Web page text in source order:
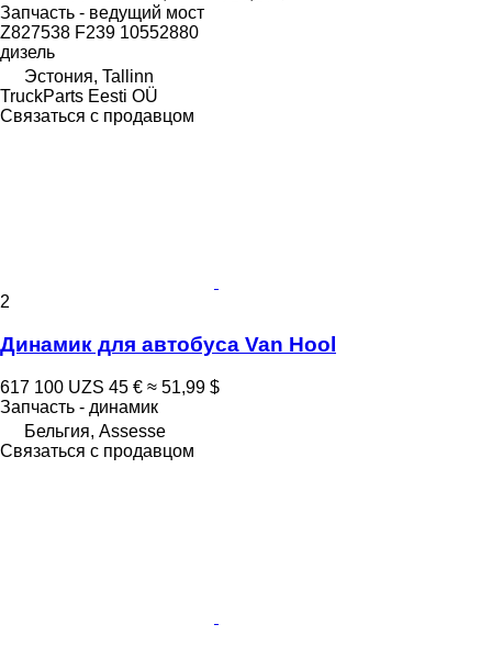
Запчасть - ведущий мост
Z827538 F239 10552880
дизель
Эстония, Tallinn
TruckParts Eesti OÜ
Связаться с продавцом
2
Динамик для автобуса Van Hool
617 100 UZS 45 € ≈ 51,99 $
Запчасть - динамик
Бельгия, Assesse
Связаться с продавцом